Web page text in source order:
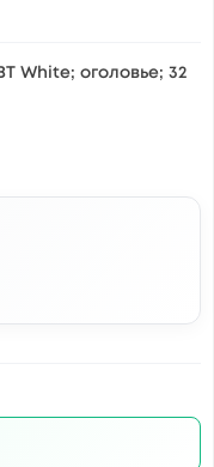
White; оголовье; 32